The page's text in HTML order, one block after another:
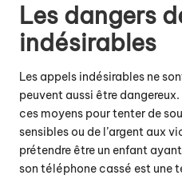
Les dangers
indésirables
Les appels indésirables ne
peuvent aussi être
ces moyens pour tenter de
sensibles ou de l’argent aux
prétendre être un enfant
son téléphone cassé est une